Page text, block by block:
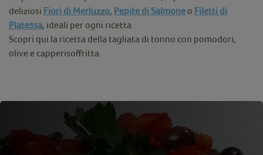
deliziosi Fiori di Merluzzo Pepite di Salmone o Filetti di
Platessa , ideali per ogni ricetta.
Scopri qui la ricetta della tagliata di tonno con pomodori,
olive e capperisoffritta.